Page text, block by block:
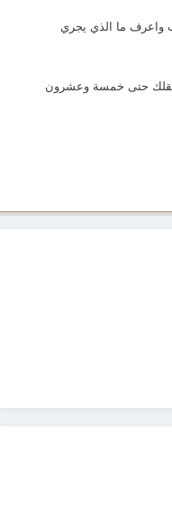
ما الذي يجري
حتى خمسة وعشرون